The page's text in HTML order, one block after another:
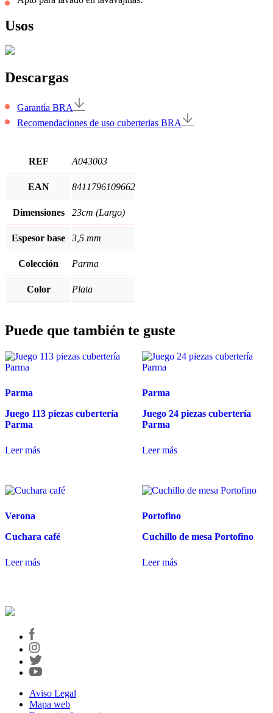
Usos
Descargas
Garantía BRA
Recomendaciones de uso cuberterias BRA
REF A043003
EAN 8411796109662
Dimensiones 23cm (Largo)
Espesor base 3,5 mm
Colección Parma
Color Plata
Puede que también te guste
Parma
Juego 113 piezas cubertería
Parma
Leer más
Parma
Juego 24 piezas cubertería
Parma
Leer más
Verona
Cuchara café
Leer más
Portofino
Cuchillo de mesa Portofino
Leer más
Aviso Legal
Mapa web